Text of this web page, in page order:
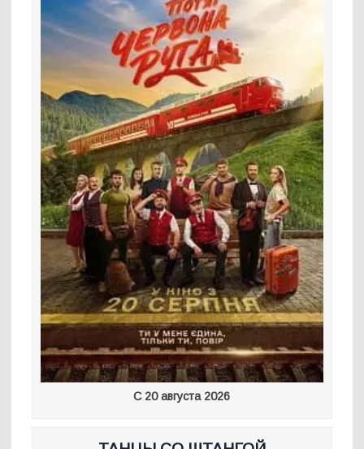
С 20 августа 2026